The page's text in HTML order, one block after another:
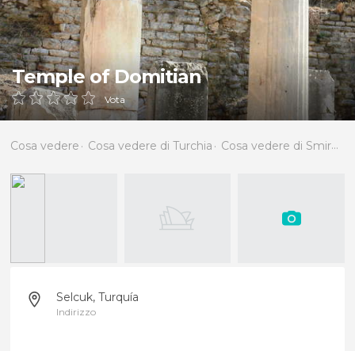
Temple of Domitian
Vota
Cosa vedere Cosa vedere di Turchia Cosa vedere di Smirne
Selcuk, Turquía
Indirizzo